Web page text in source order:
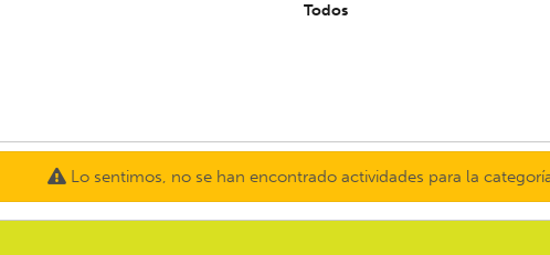
Todos
Lo sentimos, no se han encontrado actividades para la